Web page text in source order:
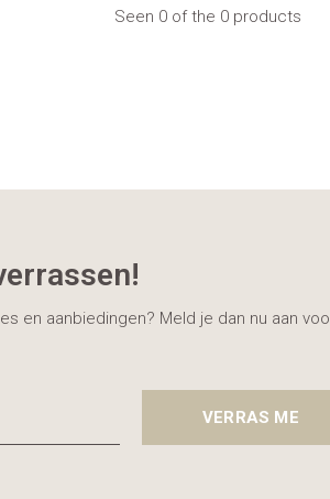
Seen 0 of the 0 products
en aanbiedingen? Meld je dan nu aan
VERRAS ME